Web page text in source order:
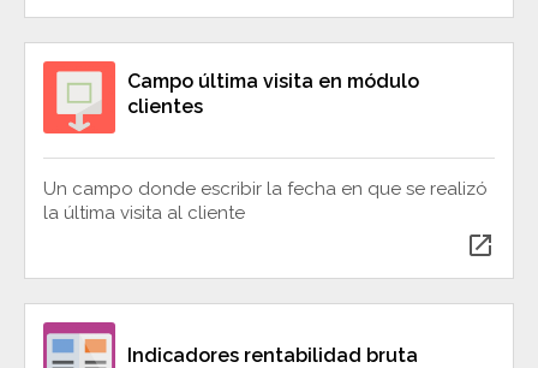
Campo última visita en módulo
clientes
Un campo donde escribir la fecha en que se realizó
la última visita al cliente
open_in_new
Indicadores rentabilidad bruta